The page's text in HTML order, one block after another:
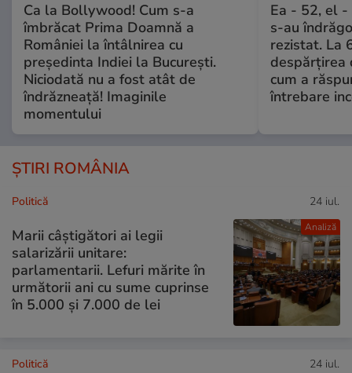
Ca la Bollywood! Cum s-a
îmbrăcat Prima Doamnă a
României la întâlnirea cu
președinta Indiei la București.
Niciodată nu a fost atât de
îndrăzneață! Imaginile
momentului
Ea - 52, el -
s-au
rezistat. La
despărțirea
cum a
întrebare
ȘTIRI ROMÂNIA
Analiză
Politică 24 iul.
Marii câștigători ai legii
salarizării unitare:
parlamentarii. Lefuri mărite în
următorii ani cu sume cuprinse
în 5.000 și 7.000 de lei
Politică 24 iul.